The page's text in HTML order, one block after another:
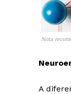
Nota
A